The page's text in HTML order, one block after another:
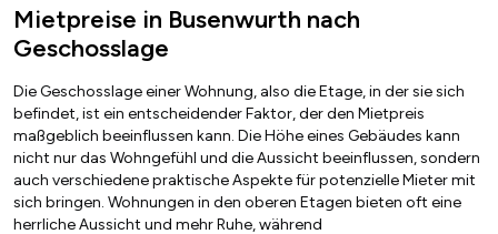
Mietpreise in Busenwurth nach
Geschosslage
Die Geschosslage einer Wohnung, also die Etage, in der sie sich
befindet, ist ein entscheidender Faktor, der den Mietpreis
maßgeblich beeinflussen kann. Die Höhe eines Gebäudes kann
nicht nur das Wohngefühl und die Aussicht beeinflussen, sondern
auch verschiedene praktische Aspekte für potenzielle Mieter mit
sich bringen. Wohnungen in den oberen Etagen bieten oft eine
herrliche Aussicht und mehr Ruhe, während